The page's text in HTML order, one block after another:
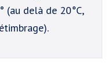
(au delà de 20°C,